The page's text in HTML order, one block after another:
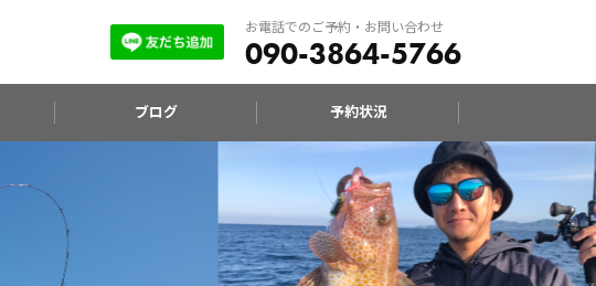
お電話でのご予約・お問い合わせ
090-3864-5766
ブログ 予約状況